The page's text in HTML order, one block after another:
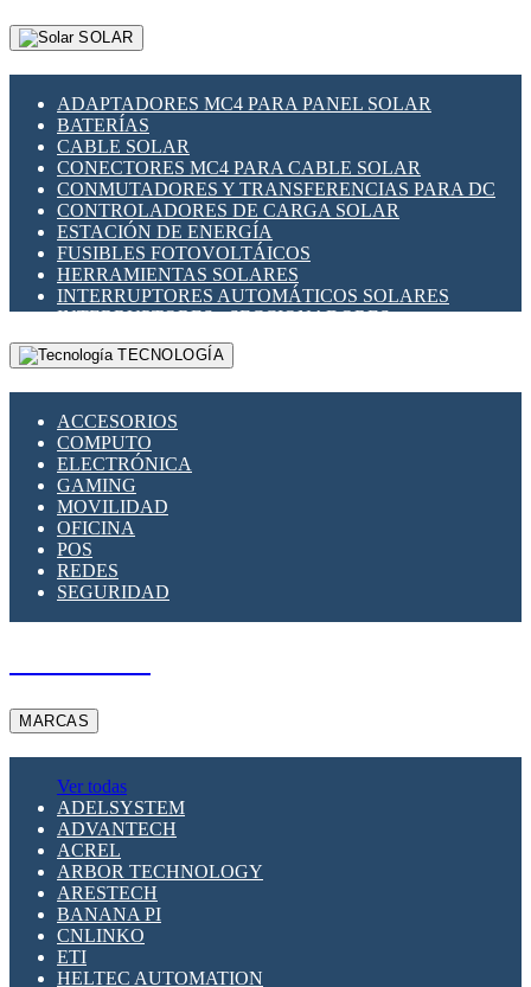
SOLAR
ADAPTADORES MC4 PARA PANEL SOLAR
BATERÍAS
CABLE SOLAR
CONECTORES MC4 PARA CABLE SOLAR
CONMUTADORES Y TRANSFERENCIAS PARA DC
CONTROLADORES DE CARGA SOLAR
ESTACIÓN DE ENERGÍA
FUSIBLES FOTOVOLTÁICOS
HERRAMIENTAS SOLARES
INTERRUPTORES AUTOMÁTICOS SOLARES
INTERRUPTORES - SECCIONADORES
FOTOVOLTÁICOS
MONTAJE PANEL SOLAR
SUPRESOR DE TRANSIENTES SPDS PARA
APLICACIONES FOTOVOLTAICAS
TECNOLOGÍA
ACCESORIOS
COMPUTO
ELECTRÓNICA
GAMING
MOVILIDAD
OFICINA
POS
REDES
SEGURIDAD
MARCAS
Ver todas
ADELSYSTEM
ADVANTECH
ACREL
ARBOR TECHNOLOGY
ARESTECH
BANANA PI
CNLINKO
ETI
HELTEC AUTOMATION